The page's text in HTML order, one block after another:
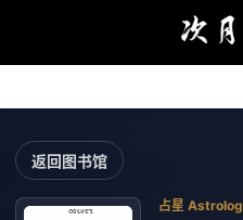
返回图书馆
占星